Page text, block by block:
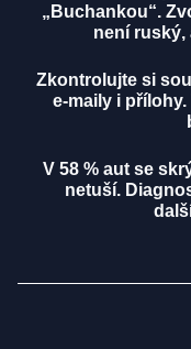
„Buchankou“.
není ruský,
Zkontrolujte si
e-maily i
V 58 % aut se
netuší.